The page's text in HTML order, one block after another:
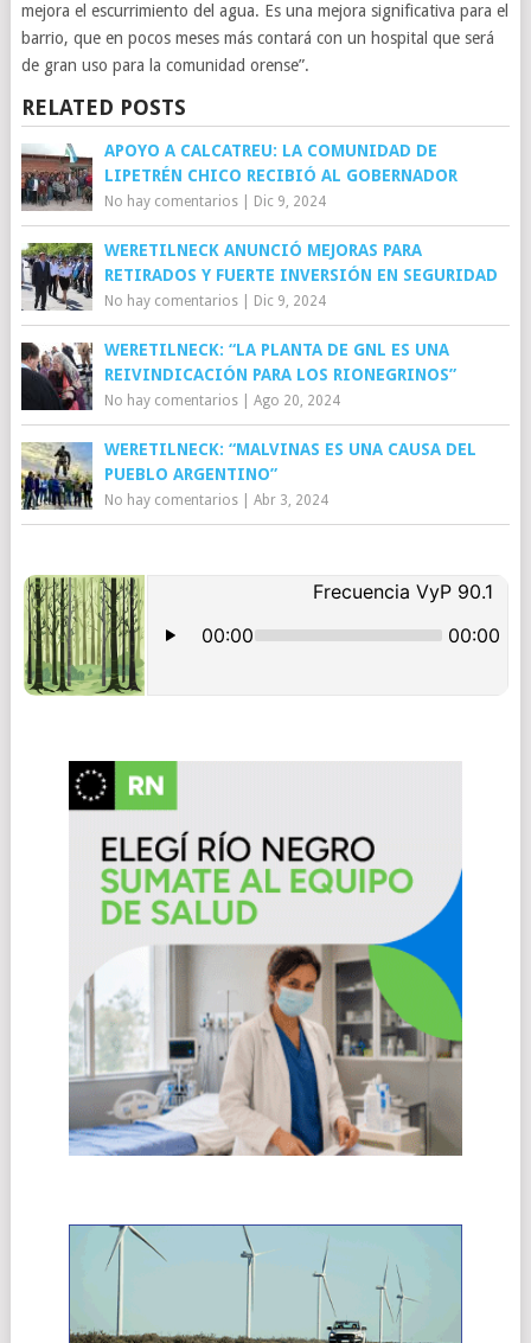
mejora el escurrimiento del agua. Es una mejora significativa para el
barrio, que en pocos meses más contará con un hospital que será
de gran uso para la comunidad orense”.
RELATED POSTS
APOYO A CALCATREU: LA COMUNIDAD DE
LIPETRÉN CHICO RECIBIÓ AL GOBERNADOR
No hay comentarios| Dic 9, 2024
WERETILNECK ANUNCIÓ MEJORAS PARA
RETIRADOS Y FUERTE INVERSIÓN EN SEGURIDAD
No hay comentarios| Dic 9, 2024
WERETILNECK: “LA PLANTA DE GNL ES UNA
REIVINDICACIÓN PARA LOS RIONEGRINOS”
No hay comentarios| Ago 20, 2024
WERETILNECK: “MALVINAS ES UNA CAUSA DEL
PUEBLO ARGENTINO”
No hay comentarios| Abr 3, 2024